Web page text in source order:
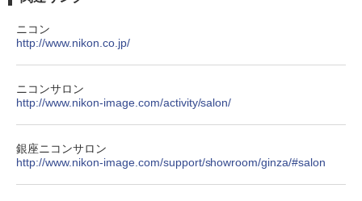
ニコン
http://www.nikon.co.jp/
ニコンサロン
http://www.nikon-image.com/activity/salon/
銀座ニコンサロン
http://www.nikon-image.com/support/showroom/ginza/#salon